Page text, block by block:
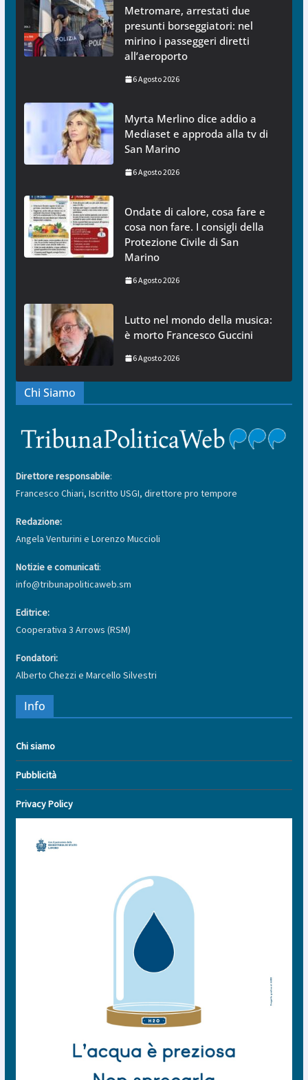
Metromare, arrestati due
presunti borseggiatori: nel
mirino i passeggeri diretti
all’aeroporto
6 Agosto 2026
Myrta Merlino dice addio a
Mediaset e approda alla tv di
San Marino
6 Agosto 2026
Ondate di calore, cosa fare e
cosa non fare. I consigli della
Protezione Civile di San
Marino
6 Agosto 2026
Lutto nel mondo della musica:
è morto Francesco Guccini
6 Agosto 2026
Chi Siamo
Direttore responsabile:
Francesco Chiari, Iscritto USGI, direttore pro tempore
Redazione:
Angela Venturini e Lorenzo Muccioli
Notizie e comunicati:
info@tribunapoliticaweb.sm
Editrice:
Cooperativa 3 Arrows (RSM)
Fondatori:
Alberto Chezzi e Marcello Silvestri
Info
Chi siamo
Pubblicità
Privacy Policy